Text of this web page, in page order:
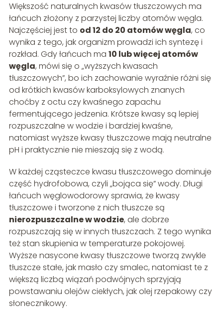
Większość naturalnych kwasów tłuszczowych ma
łańcuch złożony z parzystej liczby atomów węgla.
Najczęściej jest to od 12 do 20 atomów węgla, co
wynika z tego, jak organizm prowadzi ich syntezę i
rozkład. Gdy łańcuch ma 10 lub więcej atomów
węgla, mówi się o „wyższych kwasach
tłuszczowych”, bo ich zachowanie wyraźnie różni się
od krótkich kwasów karboksylowych znanych
choćby z octu czy kwaśnego zapachu
fermentującego jedzenia. Krótsze kwasy są lepiej
rozpuszczalne w wodzie i bardziej kwaśne,
natomiast wyższe kwasy tłuszczowe mają neutralne
pH i praktycznie nie mieszają się z wodą.
W każdej cząsteczce kwasu tłuszczowego dominuje
część hydrofobowa, czyli „bojąca się” wody. Długi
łańcuch węglowodorowy sprawia, że kwasy
tłuszczowe i tworzone z nich tłuszcze są
nierozpuszczalne w wodzie, ale dobrze
rozpuszczają się w innych tłuszczach. Z tego wynika
też stan skupienia w temperaturze pokojowej.
Wyższe nasycone kwasy tłuszczowe tworzą zwykle
tłuszcze stałe, jak masło czy smalec, natomiast te z
większą liczbą wiązań podwójnych sprzyjają
powstawaniu olejów ciekłych, jak olej rzepakowy czy
słonecznikowy.